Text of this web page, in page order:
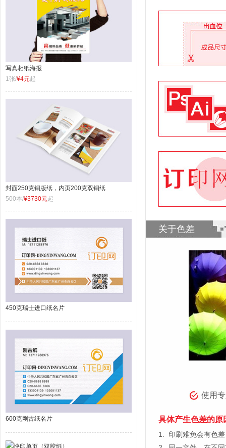
写真相纸海报
1张/¥4元起
封面250克铜版纸，内页200克双铜纸
500本/¥3730元起
450克瑞士进口纸名片
600克刚古纸名片
关于色差
使用
具体产生色差的原
1.
印刷难免会有色